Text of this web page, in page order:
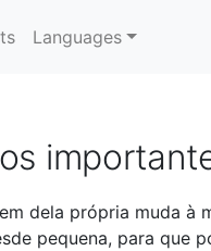
Languages
dela própria muda à
pequena, para que